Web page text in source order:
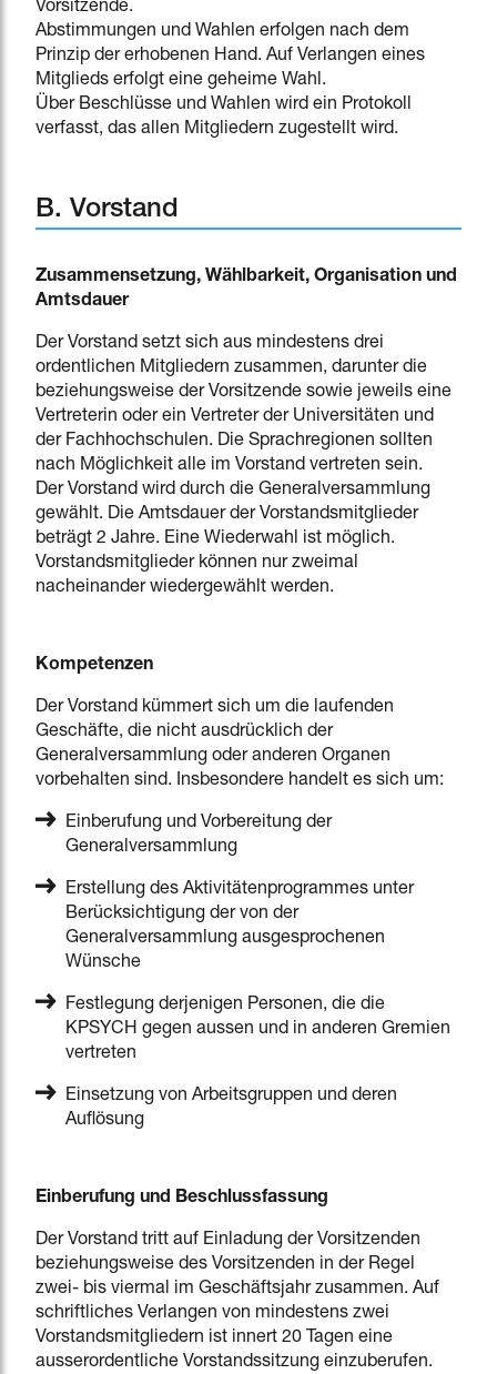
Vorsitzende.
Abstimmungen und Wahlen erfolgen nach dem
Prinzip der erhobenen Hand. Auf Verlangen eines
Mitglieds erfolgt eine geheime Wahl.
Über Beschlüsse und Wahlen wird ein Protokoll
verfasst, das allen Mitgliedern zugestellt wird.
B. Vorstand
Zusammensetzung, Wählbarkeit, Organisation und
Amtsdauer
Der Vorstand setzt sich aus mindestens drei
ordentlichen Mitgliedern zusammen, darunter die
beziehungsweise der Vorsitzende sowie jeweils eine
Vertreterin oder ein Vertreter der Universitäten und
der Fachhochschulen. Die Sprachregionen sollten
nach Möglichkeit alle im Vorstand vertreten sein.
Der Vorstand wird durch die Generalversammlung
gewählt. Die Amtsdauer der Vorstandsmitglieder
beträgt 2 Jahre. Eine Wiederwahl ist möglich.
Vorstandsmitglieder können nur zweimal
nacheinander wiedergewählt werden.
Kompetenzen
Der Vorstand kümmert sich um die laufenden
Geschäfte, die nicht ausdrücklich der
Generalversammlung oder anderen Organen
vorbehalten sind. Insbesondere handelt es sich um:
Einberufung und Vorbereitung der
Generalversammlung
Erstellung des Aktivitätenprogrammes unter
Berücksichtigung der von der
Generalversammlung ausgesprochenen
Wünsche
Festlegung derjenigen Personen, die die
KPSYCH gegen aussen und in anderen Gremien
vertreten
Einsetzung von Arbeitsgruppen und deren
Auflösung
Einberufung und Beschlussfassung
Der Vorstand tritt auf Einladung der Vorsitzenden
beziehungsweise des Vorsitzenden in der Regel
zwei- bis viermal im Geschäftsjahr zusammen. Auf
schriftliches Verlangen von mindestens zwei
Vorstandsmitgliedern ist innert 20 Tagen eine
ausserordentliche Vorstandssitzung einzuberufen.